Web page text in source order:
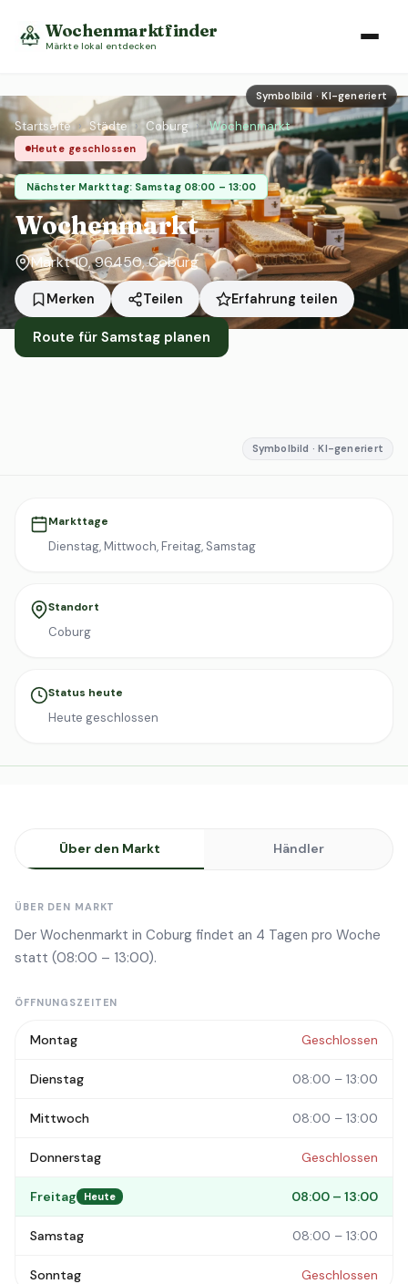
Wochenmarktfinder
Märkte lokal entdecken
Symbolbild · KI-generiert
Startseite › Städte › Coburg › Wochenmarkt
Heute geschlossen
Nächster Markttag: Samstag 08:00 – 13:00
Wochenmarkt
Markt 10, 96450, Coburg
Merken Teilen Erfahrung teilen
Route für Samstag planen
Symbolbild · KI-generiert
Markttage
Dienstag, Mittwoch, Freitag, Samstag
Standort
Coburg
Status heute
Heute geschlossen
Über den Markt Händler
ÜBER DEN MARKT
Der Wochenmarkt in Coburg findet an 4 Tagen pro Woche
statt (08:00 – 13:00).
ÖFFNUNGSZEITEN
Montag Geschlossen
Dienstag 08:00 – 13:00
Mittwoch 08:00 – 13:00
Donnerstag Geschlossen
Freitag Heute 08:00 – 13:00
Samstag 08:00 – 13:00
Sonntag Geschlossen